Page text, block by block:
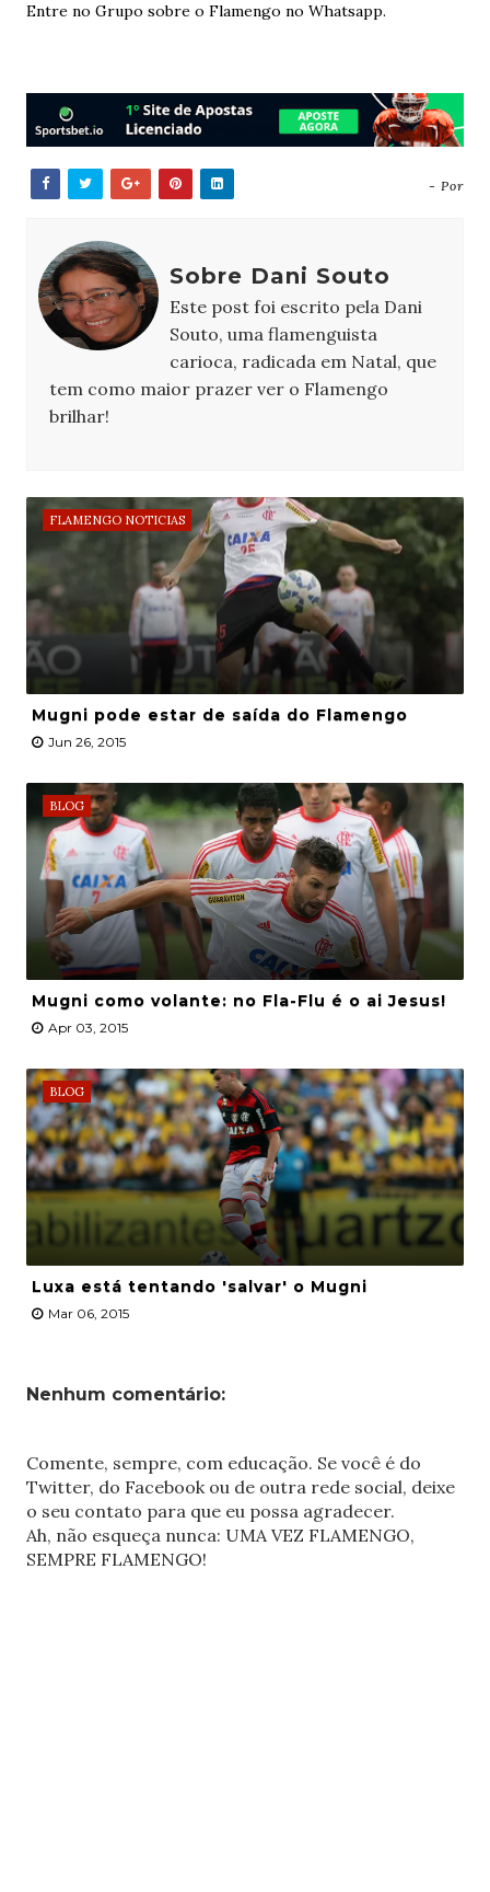
Entre no Grupo sobre o Flamengo no Whatsapp.
- Por
Sobre Dani Souto
Este post foi escrito pela Dani
Souto, uma flamenguista
carioca, radicada em Natal, que
tem como maior prazer ver o Flamengo
brilhar!
FLAMENGO NOTICIAS
Mugni pode estar de saída do Flamengo
Jun 26, 2015
BLOG
Mugni como volante: no Fla-Flu é o ai Jesus!
Apr 03, 2015
BLOG
Luxa está tentando 'salvar' o Mugni
Mar 06, 2015
Nenhum comentário:
Comente, sempre, com educação. Se você é do
Twitter, do Facebook ou de outra rede social, deixe
o seu contato para que eu possa agradecer.
Ah, não esqueça nunca: UMA VEZ FLAMENGO,
SEMPRE FLAMENGO!